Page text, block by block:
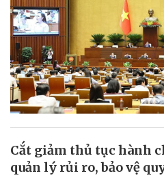
Cắt giảm thủ tục hành
quản lý rủi ro, bảo vệ